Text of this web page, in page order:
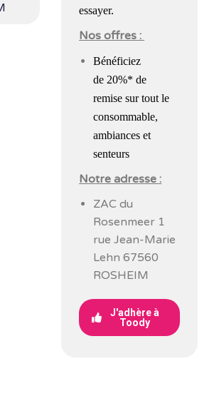
essayer.
Nos offres :
Bénéficiez
de 20%* de
remise sur tout le
consommable,
ambiances et
senteurs
Notre adresse :
ZAC du
Rosenmeer 1
rue Jean-Marie
Lehn 67560
ROSHEIM
J'adhère à
Toody